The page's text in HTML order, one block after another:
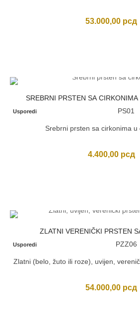
53.000,00 рсд
SREBRNI PRSTEN SA
Usporedi PS01
Srebrni prsten sa cirkonima u
4.400,00 рсд
ZLATNI VERENIČKI PRSTEN
Usporedi PZZ06
Zlatni (belo, žuto ili roze), uvijen,
54.000,00 рсд